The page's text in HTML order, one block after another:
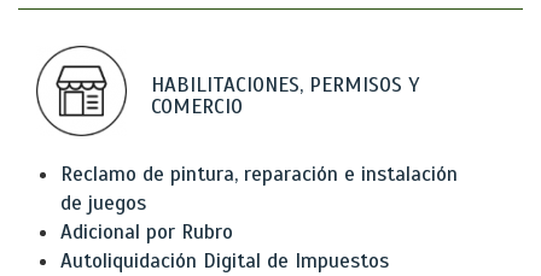
HABILITACIONES, PERMISOS Y
COMERCIO
Reclamo de pintura, reparación e instalación
de juegos
Adicional por Rubro
Autoliquidación Digital de Impuestos